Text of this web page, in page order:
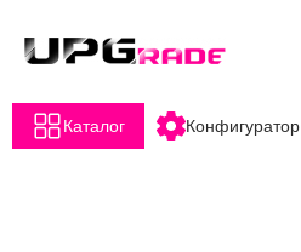
Каталог Конфигуратор